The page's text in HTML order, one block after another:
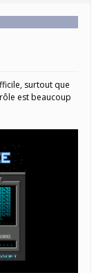
surtout que
est beaucoup